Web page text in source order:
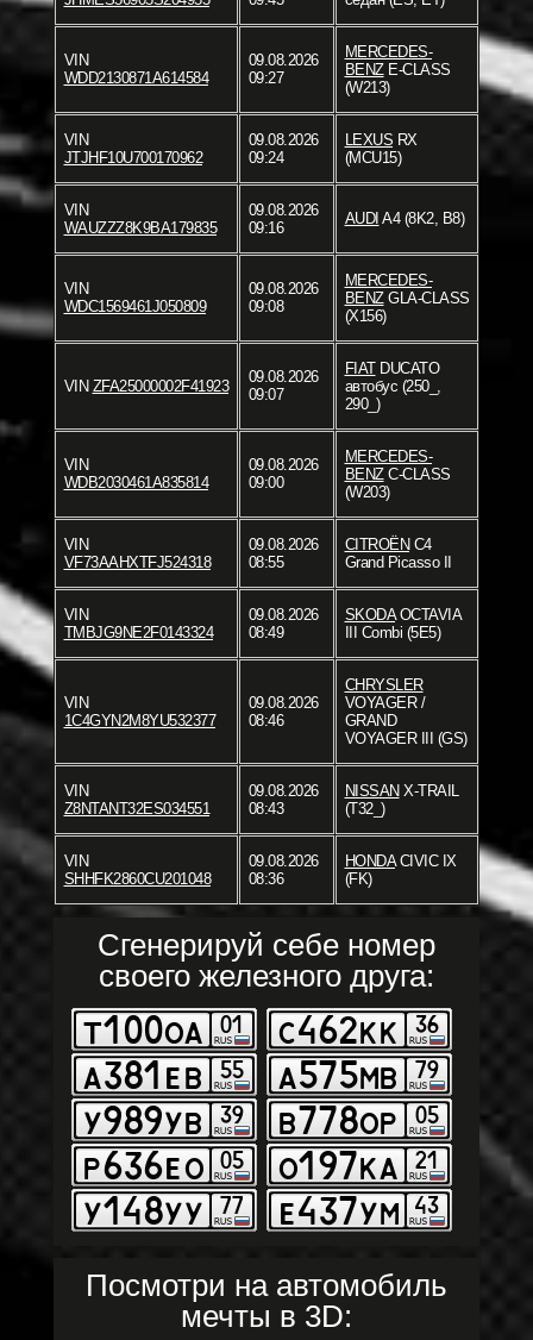
VIN
WDD2130871A614584
09.08.2026
09:27
MERCEDES-
BENZE-CLASS
(W213)
VIN
JTJHF10U700170962
09.08.2026
09:24
LEXUS RX
(MCU15)
VIN
WAUZZZ8K9BA179835
09.08.2026
09:16
AUDI A4 (8K2, B8)
VIN
WDC1569461J050809
09.08.2026
09:08
MERCEDES-
BENZGLA-CLASS
(X156)
VIN ZFA25000002F41923
09.08.2026
09:07
FIATDUCATO
автобус (250_,
290_)
VIN
WDB2030461A835814
09.08.2026
09:00
MERCEDES-
BENZC-CLASS
(W203)
VIN
VF73AAHXTFJ524318
09.08.2026
08:55
CITROËN C4
Grand Picasso II
VIN
TMBJG9NE2F0143324
09.08.2026
08:49
SKODAOCTAVIA
III Combi (5E5)
VIN
1C4GYN2M8YU532377
09.08.2026
08:46
CHRYSLER
VOYAGER /
GRAND
VOYAGER III (GS)
VIN
Z8NTANT32ES034551
09.08.2026
08:43
NISSAN X-TRAIL
(T32_)
VIN
SHHFK2860CU201048
09.08.2026
08:36
HONDACIVIC IX
(FK)
Сгенерируй себе номер
своего железного друга:
Посмотри на автомобиль
мечты в 3D: